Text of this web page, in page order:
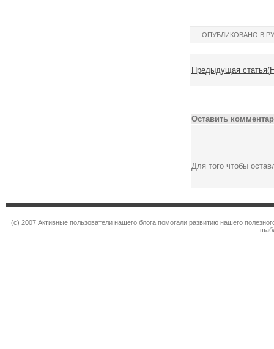
ОПУБЛИКОВАНО В
Предыдущая
Оставить
Для того чтобы
(c) 2007 Активные пользователи нашего блога помогали развитию нашего